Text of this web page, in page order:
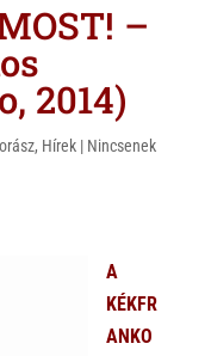
–
2014)
, Hírek| Nincsenek
A
KÉKFR
ANKO